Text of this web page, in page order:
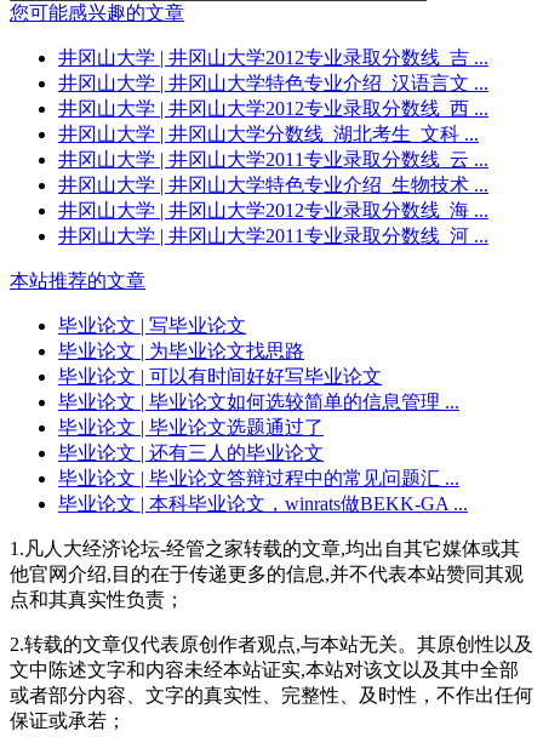
您可能感兴趣的文章
井冈山大学 | 井冈山大学2012专业录取分数线_吉 ...
井冈山大学 | 井冈山大学特色专业介绍_汉语言文 ...
井冈山大学 | 井冈山大学2012专业录取分数线_西 ...
井冈山大学 | 井冈山大学分数线_湖北考生_文科 ...
井冈山大学 | 井冈山大学2011专业录取分数线_云 ...
井冈山大学 | 井冈山大学特色专业介绍_生物技术 ...
井冈山大学 | 井冈山大学2012专业录取分数线_海 ...
井冈山大学 | 井冈山大学2011专业录取分数线_河 ...
本站推荐的文章
毕业论文 | 写毕业论文
毕业论文 | 为毕业论文找思路
毕业论文 | 可以有时间好好写毕业论文
毕业论文 | 毕业论文如何选较简单的信息管理 ...
毕业论文 | 毕业论文选题通过了
毕业论文 | 还有三人的毕业论文
毕业论文 | 毕业论文答辩过程中的常见问题汇 ...
毕业论文 | 本科毕业论文，winrats做BEKK-GA ...
1.凡人大经济论坛-经管之家转载的文章,均出自其它媒体或其
他官网介绍,目的在于传递更多的信息,并不代表本站赞同其观
点和其真实性负责；
2.转载的文章仅代表原创作者观点,与本站无关。其原创性以及
文中陈述文字和内容未经本站证实,本站对该文以及其中全部
或者部分内容、文字的真实性、完整性、及时性，不作出任何
保证或承若；